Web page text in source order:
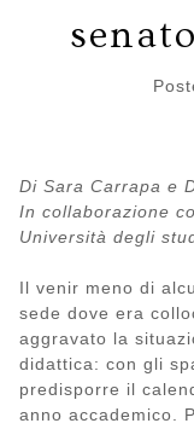
Di Sara Carrapa e
In collaborazione
Università degli
Il venir meno di
sede dove era
aggravato la
didattica: con gli
predisporre il
anno accademico.